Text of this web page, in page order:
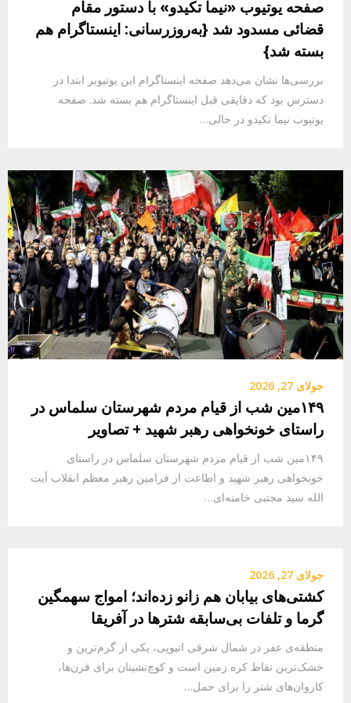
صفحه یوتیوب «نیما تکیدو» با دستور مقام
قضائی مسدود شد {به‌روزرسانی: اینستاگرام هم
بسته شد}
بررسی‌ها نشان می‌دهد صفحه اینستاگرام این یوتیوبر ابتدا در
دسترس بود که دقایقی قبل اینستاگرام هم بسته شد. صفحه
یوتیوب نیما تکیدو در حالی…
جولای 27, 2026
۱۴۹مین شب از قیام مردم شهرستان سلماس در
راستای خونخواهی رهبر شهید + تصاویر
۱۴۹مین شب از قیام مردم شهرستان سلماس در راستای
خونخواهی رهبر شهید و اطاعت از فرامین رهبر معظم انقلاب آیت
الله سید مجتبی خامنه‌ای…
جولای 27, 2026
کشتی‌های بیابان هم زانو زده‌اند؛ امواج سهمگین
گرما و تلفات بی‌سابقه شترها در آفریقا
منطقه‌ی عفر در شمال شرقی اتیوپی، یکی از گرم‌ترین و
خشک‌ترین نقاط کره زمین است و کوچ‌نشینان برای قرن‌ها،
کاروان‌های شتر را برای حمل…